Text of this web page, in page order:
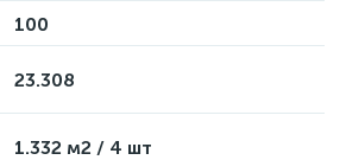
100
23.308
1.332 м2 / 4 шт